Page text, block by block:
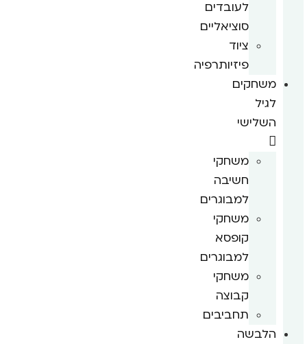
לעובדים
סוציאליים
ציוד
פיזיותרפיה
משחקים
לגיל
השלישי
משחקי
חשיבה
למבוגרים
משחקי
קופסא
למבוגרים
משחקי
קבוצה
תחביבים
הלבשה